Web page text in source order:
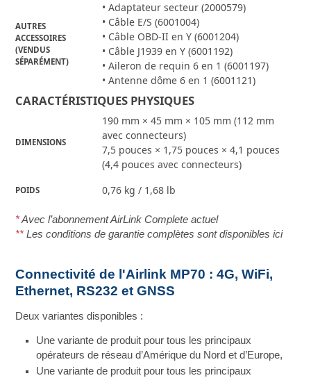
AUTRES
ACCESSOIRES
(VENDUS
SÉPARÉMENT)
• Adaptateur secteur (2000579)
• Câble E/S (6001004)
• Câble OBD-II en Y (6001204)
• Câble J1939 en Y (6001192)
• Aileron de requin 6 en 1 (6001197)
• Antenne dôme 6 en 1 (6001121)
CARACTÉRISTIQUES PHYSIQUES
DIMENSIONS
190 mm × 45 mm × 105 mm (112 mm
avec connecteurs)
7,5 pouces × 1,75 pouces × 4,1 pouces
(4,4 pouces avec connecteurs)
POIDS 0,76 kg / 1,68 lb
*Avec l’abonnement AirLink Complete actuel
**Les conditions de garantie complètes sont disponibles ici
Connectivité de l'Airlink MP70 : 4G, WiFi,
Ethernet, RS232 et GNSS
Deux variantes disponibles :
Une variante de produit pour tous les principaux
opérateurs de réseau d’Amérique du Nord et d’Europe,
Une variante de produit pour tous les principaux